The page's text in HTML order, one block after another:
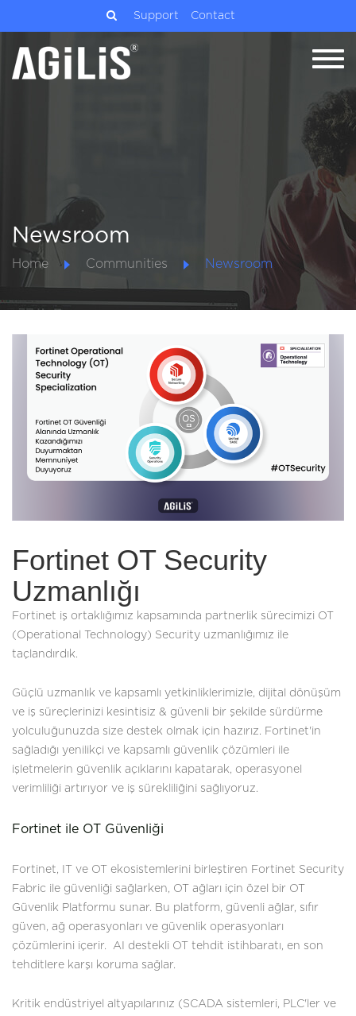
Support Contact
Newsroom
Home Communities Newsroom
Fortinet OT Security
Uzmanlığı
Fortinet iş ortaklığımız kapsamında partnerlik sürecimizi OT
(Operational Technology) Security uzmanlığımız ile
taçlandırdık.
Güçlü uzmanlık ve kapsamlı yetkinliklerimizle, dijital dönüşüm
ve iş süreçlerinizi kesintisiz & güvenli bir şekilde sürdürme
yolculuğunuzda size destek olmak için hazırız. Fortinet'in
sağladığı yenilikçi ve kapsamlı güvenlik çözümleri ile
işletmelerin güvenlik açıklarını kapatarak, operasyonel
verimliliği artırıyor ve iş sürekliliğini sağlıyoruz.
Fortinet ile OT Güvenliği
Fortinet, IT ve OT ekosistemlerini birleştiren Fortinet Security
Fabric ile güvenliği sağlarken, OT ağları için özel bir OT
Güvenlik Platformu sunar. Bu platform, güvenli ağlar, sıfır
güven, ağ operasyonları ve güvenlik operasyonları
çözümlerini içerir. AI destekli OT tehdit istihbaratı, en son
tehditlere karşı koruma sağlar.
Kritik endüstriyel altyapılarınız (SCADA sistemleri, PLC'ler ve